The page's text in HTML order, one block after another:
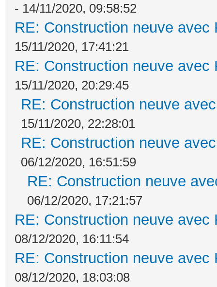
- 14/11/2020, 09:58:52
RE: Construction neuve avec
15/11/2020, 17:41:21
RE: Construction neuve avec
15/11/2020, 20:29:45
RE: Construction neuve
15/11/2020, 22:28:01
RE: Construction neuve
06/12/2020, 16:51:59
RE: Construction neuve
06/12/2020, 17:21:57
RE: Construction neuve avec
08/12/2020, 16:11:54
RE: Construction neuve avec
08/12/2020, 18:03:08